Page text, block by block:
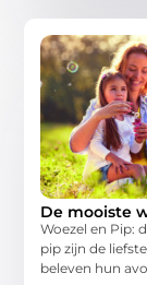
De mooiste
Woezel en Pip:
pip zijn de
beleven hun